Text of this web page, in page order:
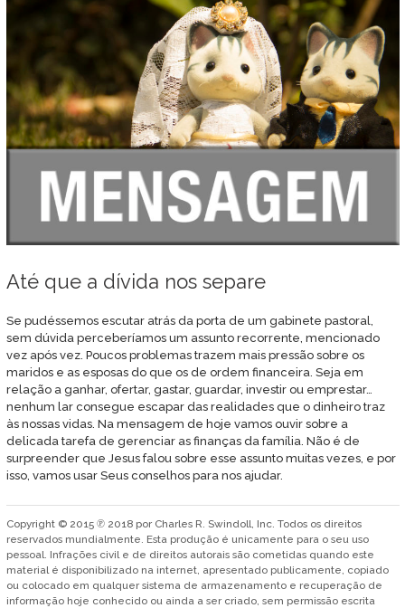
Até que a dívida nos separe
Se pudéssemos escutar atrás da porta de um gabinete pastoral,
sem dúvida perceberíamos um assunto recorrente, mencionado
vez após vez. Poucos problemas trazem mais pressão sobre os
maridos e as esposas do que os de ordem financeira. Seja em
relação a ganhar, ofertar, gastar, guardar, investir ou emprestar…
nenhum lar consegue escapar das realidades que o dinheiro traz
às nossas vidas. Na mensagem de hoje vamos ouvir sobre a
delicada tarefa de gerenciar as finanças da família. Não é de
surpreender que Jesus falou sobre esse assunto muitas vezes, e por
isso, vamos usar Seus conselhos para nos ajudar.
Copyright © 2015 ℗ 2018 por Charles R. Swindoll, Inc. Todos os direitos
reservados mundialmente. Esta produção é unicamente para o seu uso
pessoal. Infrações civil e de direitos autorais são cometidas quando este
material é disponibilizado na internet, apresentado publicamente, copiado
ou colocado em qualquer sistema de armazenamento e recuperação de
informação hoje conhecido ou ainda a ser criado, sem permissão escrita